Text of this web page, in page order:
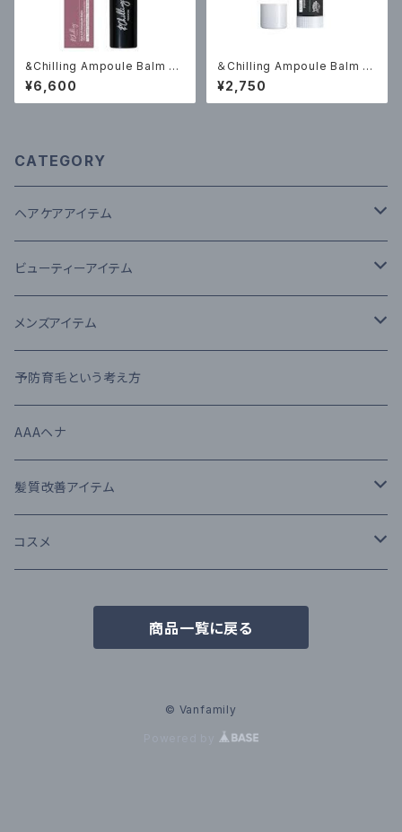
&Chilling Ampoule Balm Ey
e LiftAmpoule Balm【キンモ
クセイの香り】7.1g￥6600（税
込）
¥6,600
＆Chilling Ampoule Balm N
ose Embrace Balm【鼻ケア】
4.1g￥2750（税込）
¥2,750
CATEGORY
ヘアケアアイテム
シャンプー
The U
トリートメント
The U
流さないトリートメント（アウトバス）
スタイリング剤
N.（エヌドット）
Moii（モイ）
肌にも使えるUVケア
MAEUFA ミーファ
髪色長持ちカラーシャンプー＆トリートメント
ビューティーアイテム
MTG
メンズアイテム
N.オム（エヌドット オム）
RUEDE BRAQUE（ルードブラック）
THE GROOMING （ザ・グルーミング）
予防育毛という考え方
AAAヘナ
髪質改善アイテム
iMPROQA
コスメ
商品一覧に戻る
© Vanfamily